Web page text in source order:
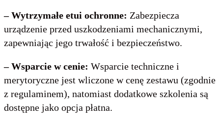
– Wytrzymałe etui ochronne: Zabezpiecza
urządzenie przed uszkodzeniami mechanicznymi,
zapewniając jego trwałość i bezpieczeństwo.
– Wsparcie w cenie: Wsparcie techniczne i
merytoryczne jest wliczone w cenę zestawu (zgodnie
z regulaminem), natomiast dodatkowe szkolenia są
dostępne jako opcja płatna.